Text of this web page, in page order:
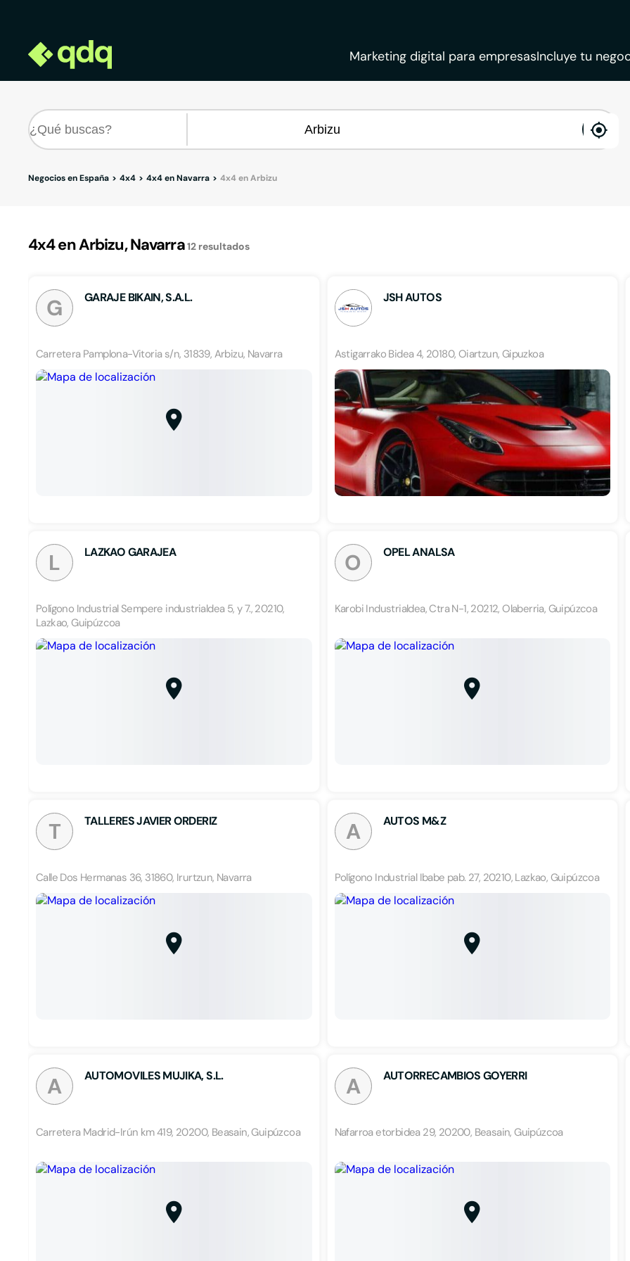
Marketing digital para empresasIncluye tu
Negocios en España 4x4 4x4 en Navarra 4x4 en Arbizu
4x4 en Arbizu, Navarra12 resultados
G GARAJE BIKAIN, S.A.L.
Carretera Pamplona-Vitoria s/n, 31839, Arbizu, Navarra
JSH AUTOS
Astigarrako Bidea 4, 20180, Oiartzun, Gipuzkoa
L LAZKAO GARAJEA
Polígono Industrial Sempere industrialdea 5, y 7., 20210,
Lazkao, Guipúzcoa
O OPEL ANALSA
Karobi Industrialdea, Ctra N-1, 20212, Olaberria, Guipúzcoa
T TALLERES JAVIER ORDERIZ
Calle Dos Hermanas 36, 31860, Irurtzun, Navarra
A AUTOS M&Z
Polígono Industrial Ibabe pab. 27, 20210, Lazkao, Guipúzcoa
A AUTOMOVILES MUJIKA, S.L.
Carretera Madrid-Irún km 419, 20200, Beasain, Guipúzcoa
A AUTORRECAMBIOS GOYERRI
Nafarroa etorbidea 29, 20200, Beasain, Guipúzcoa